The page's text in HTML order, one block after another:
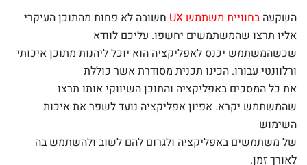
השקעה בחוויית משתמש UX
חשובה לא פחות מהתוכן העיקרי
אליו תרצו שהמשתמשים יחשפו. עליכם לוודא
שכשהמשתמש יכנס לאפליקציה הוא יוכל ליהנות מתוכן איכותי
ורלוונטי עבורו. הכינו תכנית מסודרת אשר כוללת
את כל המסכים באפליקציה והתוכן השיווקי אותו תרצו
שהמשתמש יקרא. אפיון אפליקציה נועד לשפר את איכות
השימוש
של משתמשים באפליקציה ולגרום להם לשוב ולהשתמש בה
לאורך זמן.